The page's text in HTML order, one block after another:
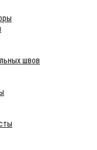
швов